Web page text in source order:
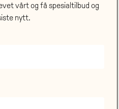
•
vårt og få spesialtilbud og
nytt.